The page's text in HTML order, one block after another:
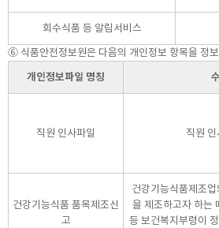
회수식품 등 알림서비스
⑥ 식품안전정보원은 다음의 개인정보 항목을 정
개인정보파일 명칭
직원 인사파일 직원
건강기능식품 품목제조신
고
건강기능식품제조
을 제조하고자 하는
등 보건복지부령이